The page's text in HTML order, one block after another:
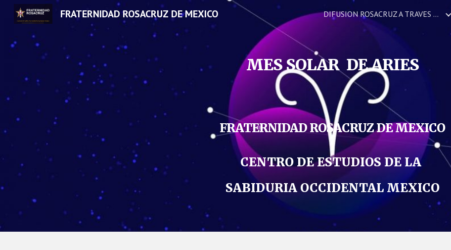
Skip to main content Skip to navigation
FRATERNIDAD ROSACRUZ DE MEXICO DIFUSION ROSACRUZ A TRAVES DE LA FRATERNIDAD ROSACRUZ DE MEXICO
MES SOLAR DE ARIES
FRATERNIDAD ROSACRUZ DE MEXICO
CENTRO DE ESTUDIOS DE LA
SABIDURIA OCCIDENTAL MEXICO